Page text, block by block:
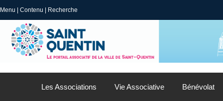
Menu Contenu Recherche
Les Associations Vie Associative Bénévolat